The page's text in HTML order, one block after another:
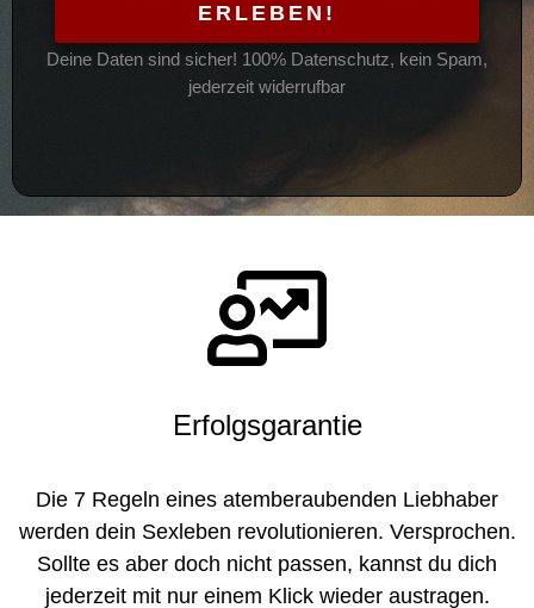
ERLEBEN!
Deine Daten sind sicher! 100% Datenschutz, kein Spam,
jederzeit widerrufbar
Erfolgsgarantie
Die 7 Regeln eines atemberaubenden Liebhaber
werden dein Sexleben revolutionieren. Versprochen.
Sollte es aber doch nicht passen, kannst du dich
jederzeit mit nur einem Klick wieder austragen.